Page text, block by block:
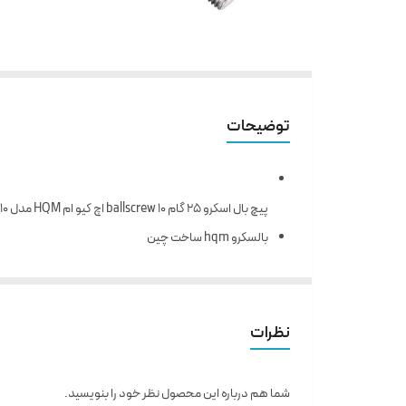
توضیحات
پیچ بال اسکرو 25 گام 10 ballscrew اچ کیو ام HQM مدل SFU-25-10 (زنگار دارد) (اورجینال وارداتی)
بالسکرو hqm ساخت چین
حرکت با دقت و بالا بودن طول عمر
نیروی راه اندازی و تعادل بار در تمامی جهات به صورت
نظرات
شما هم درباره این محصول نظر خود را بنویسید.